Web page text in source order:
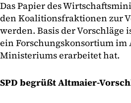
Das Papier des
den Koalitionsfraktionen zur
werden. Basis der Vorschläge
ein Forschungskonsortium im
Ministeriums erarbeitet hat.
SPD begrüßt Altmaier-